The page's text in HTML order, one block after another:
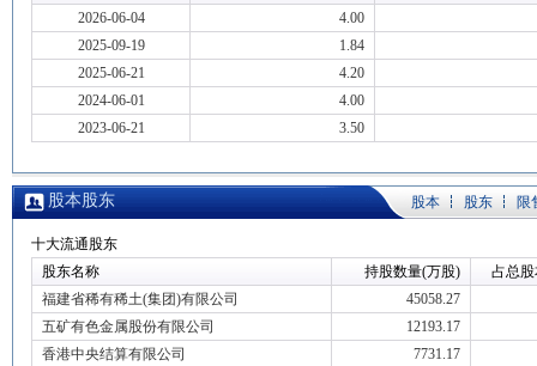
2026-06-04
4.00
2025-09-19
1.84
2025-06-21
4.20
2024-06-01
4.00
2023-06-21
3.50
股本股东 股本 股东 限
十大流通股东
股东名称
持股数量(万股)
占总
福建省稀有稀土(集团)有限公司
45058.27
五矿有色金属股份有限公司
12193.17
香港中央结算有限公司
7731.17